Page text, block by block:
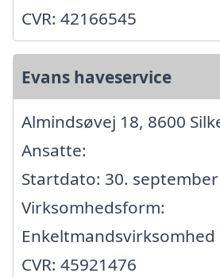
CVR: 42166545
Evans haveservice
Almindsøvej 18, 8600
Ansatte:
Startdato: 30. september
Virksomhedsform:
Enkeltmandsvirksomhed
CVR: 45921476